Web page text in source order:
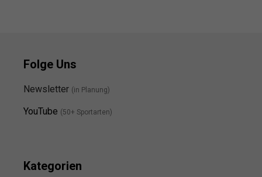
Folge Uns
Newsletter (in Planung)
YouTube (50+ Sportarten)
Kategorien